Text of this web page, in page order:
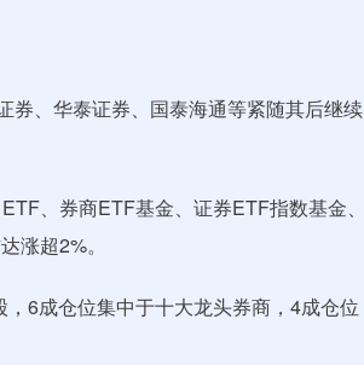
券、华泰证券、国泰海通等紧随其后继续
、券商ETF基金、证券ETF指数基金、
涨超2%。
6成仓位集中于十大龙头券商，4成仓位